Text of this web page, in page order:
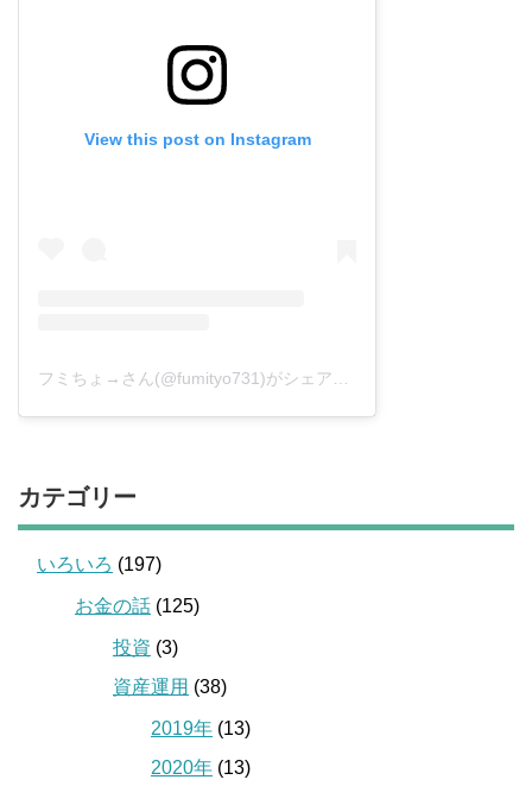
View this post on Instagram
フミちょ→さん(@fumityo731)がシェアした投稿
カテゴリー
いろいろ (197)
お金の話 (125)
投資 (3)
資産運用 (38)
2019年 (13)
2020年 (13)